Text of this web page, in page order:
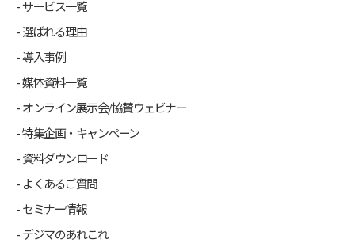
サービス一覧
選ばれる理由
導入事例
媒体資料一覧
オンライン展示会/協賛ウェビナー
特集企画・キャンペーン
資料ダウンロード
よくあるご質問
セミナー情報
デジマのあれこれ